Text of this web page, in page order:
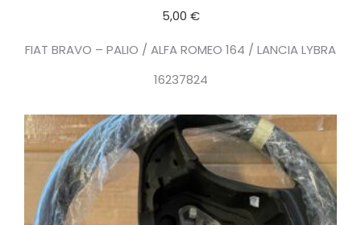
5,00 €
FIAT BRAVO – PALIO / ALFA ROMEO 164 / LANCIA LYBRA
16237824